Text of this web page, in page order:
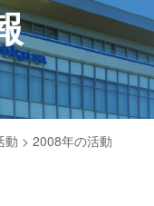
動 > 2008年の活動